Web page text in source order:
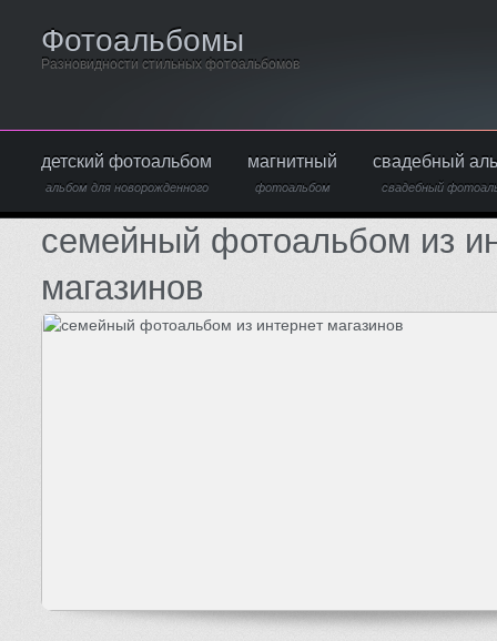
Фотоальбомы
Разновидности стильных фотоальбомов
детский фотоальбом
альбом для новорожденного
магнитный
фотоальбом
свадебный
свадебный
семейный фотоальбом из
магазинов